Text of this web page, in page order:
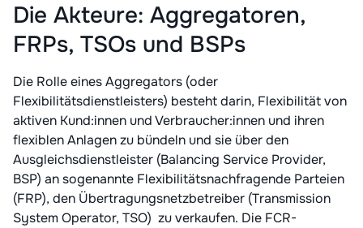
Die Akteure: Aggregatoren,
FRPs, TSOs und BSPs
Die Rolle eines Aggregators (oder
Flexibilitätsdienstleisters) besteht darin, Flexibilität von
aktiven Kund:innen und Verbraucher:innen und ihren
flexiblen Anlagen zu bündeln und sie über den
Ausgleichsdienstleister (Balancing Service Provider,
BSP) an sogenannte Flexibilitätsnachfragende Parteien
(FRP), den Übertragungsnetzbetreiber (Transmission
System Operator, TSO) zu verkaufen. Die FCR-